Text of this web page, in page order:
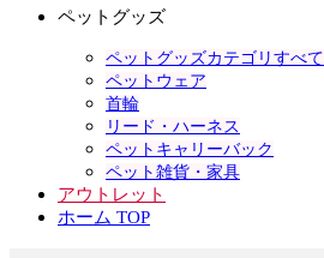
ペットグッズ
ペットグッズカテゴリすべて
ペットウェア
首輪
リード・ハーネス
ペットキャリーバック
ペット雑貨・家具
アウトレット
ホーム TOP